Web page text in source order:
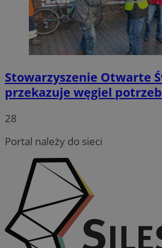
Stowarzyszenie Otwarte
przekazuje węgiel
28
Portal należy do sieci
Funkcjonalność
podstawowych funkcji strony
logowanie użytkownika i
niezbędnych plików cookie nie
korzystać ze strony internetowej.
Nazwa
QeSessID